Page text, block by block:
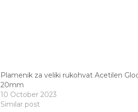
Plamenik za veliki rukohvat Acetilen
20mm
10 October 2023
Similar post